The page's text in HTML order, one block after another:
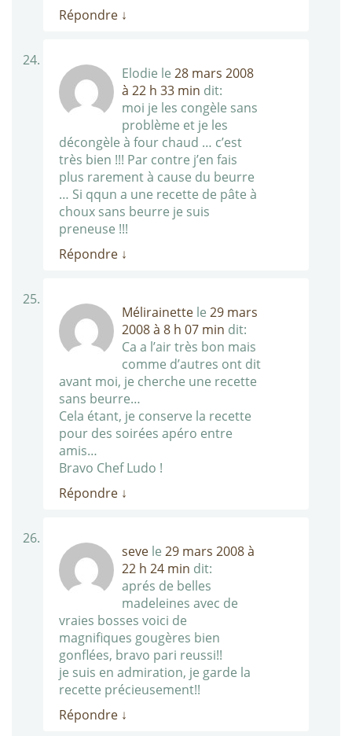
Répondre ↓
Elodie le 28 mars 2008
à 22 h 33 min dit:
moi je les congèle sans
problème et je les
décongèle à four chaud … c’est
très bien !!! Par contre j’en fais
plus rarement à cause du beurre
… Si qqun a une recette de pâte à
choux sans beurre je suis
preneuse !!!
Répondre ↓
Mélirainette le 29 mars
2008 à 8 h 07 min dit:
Ca a l’air très bon mais
comme d’autres ont dit
avant moi, je cherche une recette
sans beurre…
Cela étant, je conserve la recette
pour des soirées apéro entre
amis…
Bravo Chef Ludo !
Répondre ↓
seve le 29 mars 2008 à
22 h 24 min dit:
aprés de belles
madeleines avec de
vraies bosses voici de
magnifiques gougères bien
gonflées, bravo pari reussi!!
je suis en admiration, je garde la
recette précieusement!!
Répondre ↓